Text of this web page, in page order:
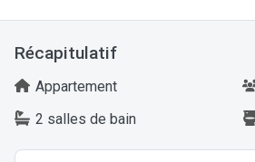
Récapitulatif
Appartement
2 salles de bain